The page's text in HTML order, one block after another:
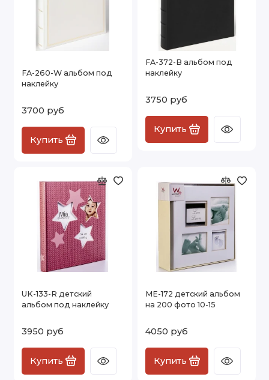
FA-260-W альбом под
наклейку
3700 руб
Купить
FA-372-B альбом под
наклейку
3750 руб
Купить
UK-133-R детский
альбом под наклейку
3950 руб
Купить
ME-172 детский альбом
на 200 фото 10-15
4050 руб
Купить